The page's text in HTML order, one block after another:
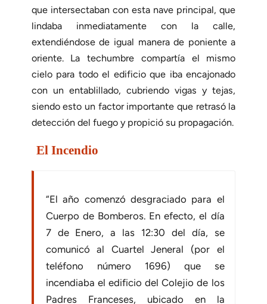
que intersectaban con esta nave principal, que
lindaba inmediatamente con la calle,
extendiéndose de igual manera de poniente a
oriente. La techumbre compartía el mismo
cielo para todo el edificio que iba encajonado
con un entablillado, cubriendo vigas y tejas,
siendo esto un factor importante que retrasó la
detección del fuego y propició su propagación.
El Incendio
“El año comenzó desgraciado para el
Cuerpo de Bomberos. En efecto, el día
7 de Enero, a las 12:30 del día, se
comunicó al Cuartel Jeneral (por el
teléfono número 1696) que se
incendiaba el edificio del Colejio de los
Padres Franceses, ubicado en la